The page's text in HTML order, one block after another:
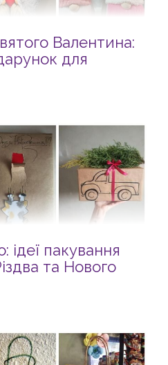
Валентина:
для
ідеї пакування
та Нового